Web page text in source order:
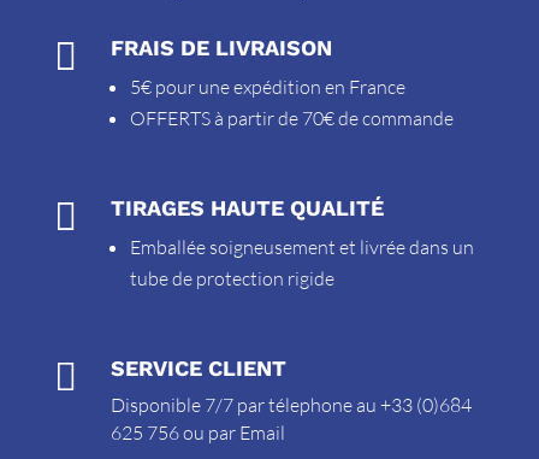
 FRAIS DE LIVRAISON
5€ pour une expédition en France
OFFERTS à partir de 70€ de commande
 TIRAGES HAUTE QUALITÉ
Emballée soigneusement et livrée dans un
tube de protection rigide
 SERVICE CLIENT
Disponible 7/7 par télephone au +33 (0)684
625 756 ou par Email